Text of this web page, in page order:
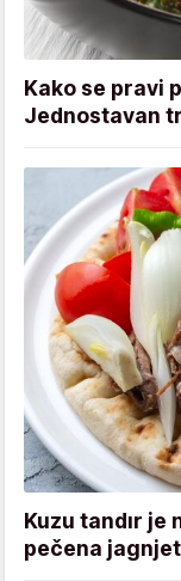
Kako se pravi
Jednostavan
Kuzu tandır
pečena